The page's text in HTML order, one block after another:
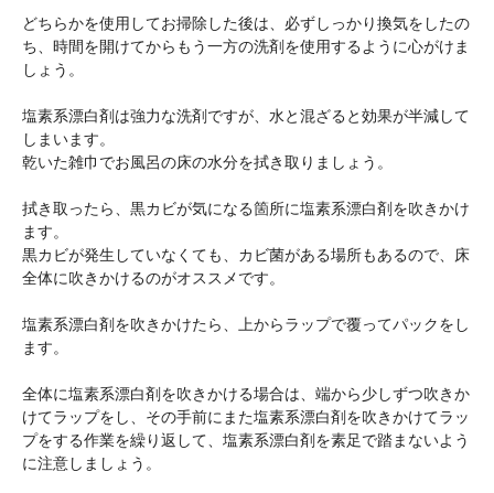
どちらかを使用してお掃除した後は、必ずしっかり換気をしたの
ち、時間を開けてからもう一方の洗剤を使用するように心がけま
しょう。
塩素系漂白剤は強力な洗剤ですが、水と混ざると効果が半減して
しまいます。
乾いた雑巾でお風呂の床の水分を拭き取りましょう。
拭き取ったら、黒カビが気になる箇所に塩素系漂白剤を吹きかけ
ます。
黒カビが発生していなくても、カビ菌がある場所もあるので、床
全体に吹きかけるのがオススメです。
塩素系漂白剤を吹きかけたら、上からラップで覆ってパックをし
ます。
全体に塩素系漂白剤を吹きかける場合は、端から少しずつ吹きか
けてラップをし、その手前にまた塩素系漂白剤を吹きかけてラッ
プをする作業を繰り返して、塩素系漂白剤を素足で踏まないよう
に注意しましょう。